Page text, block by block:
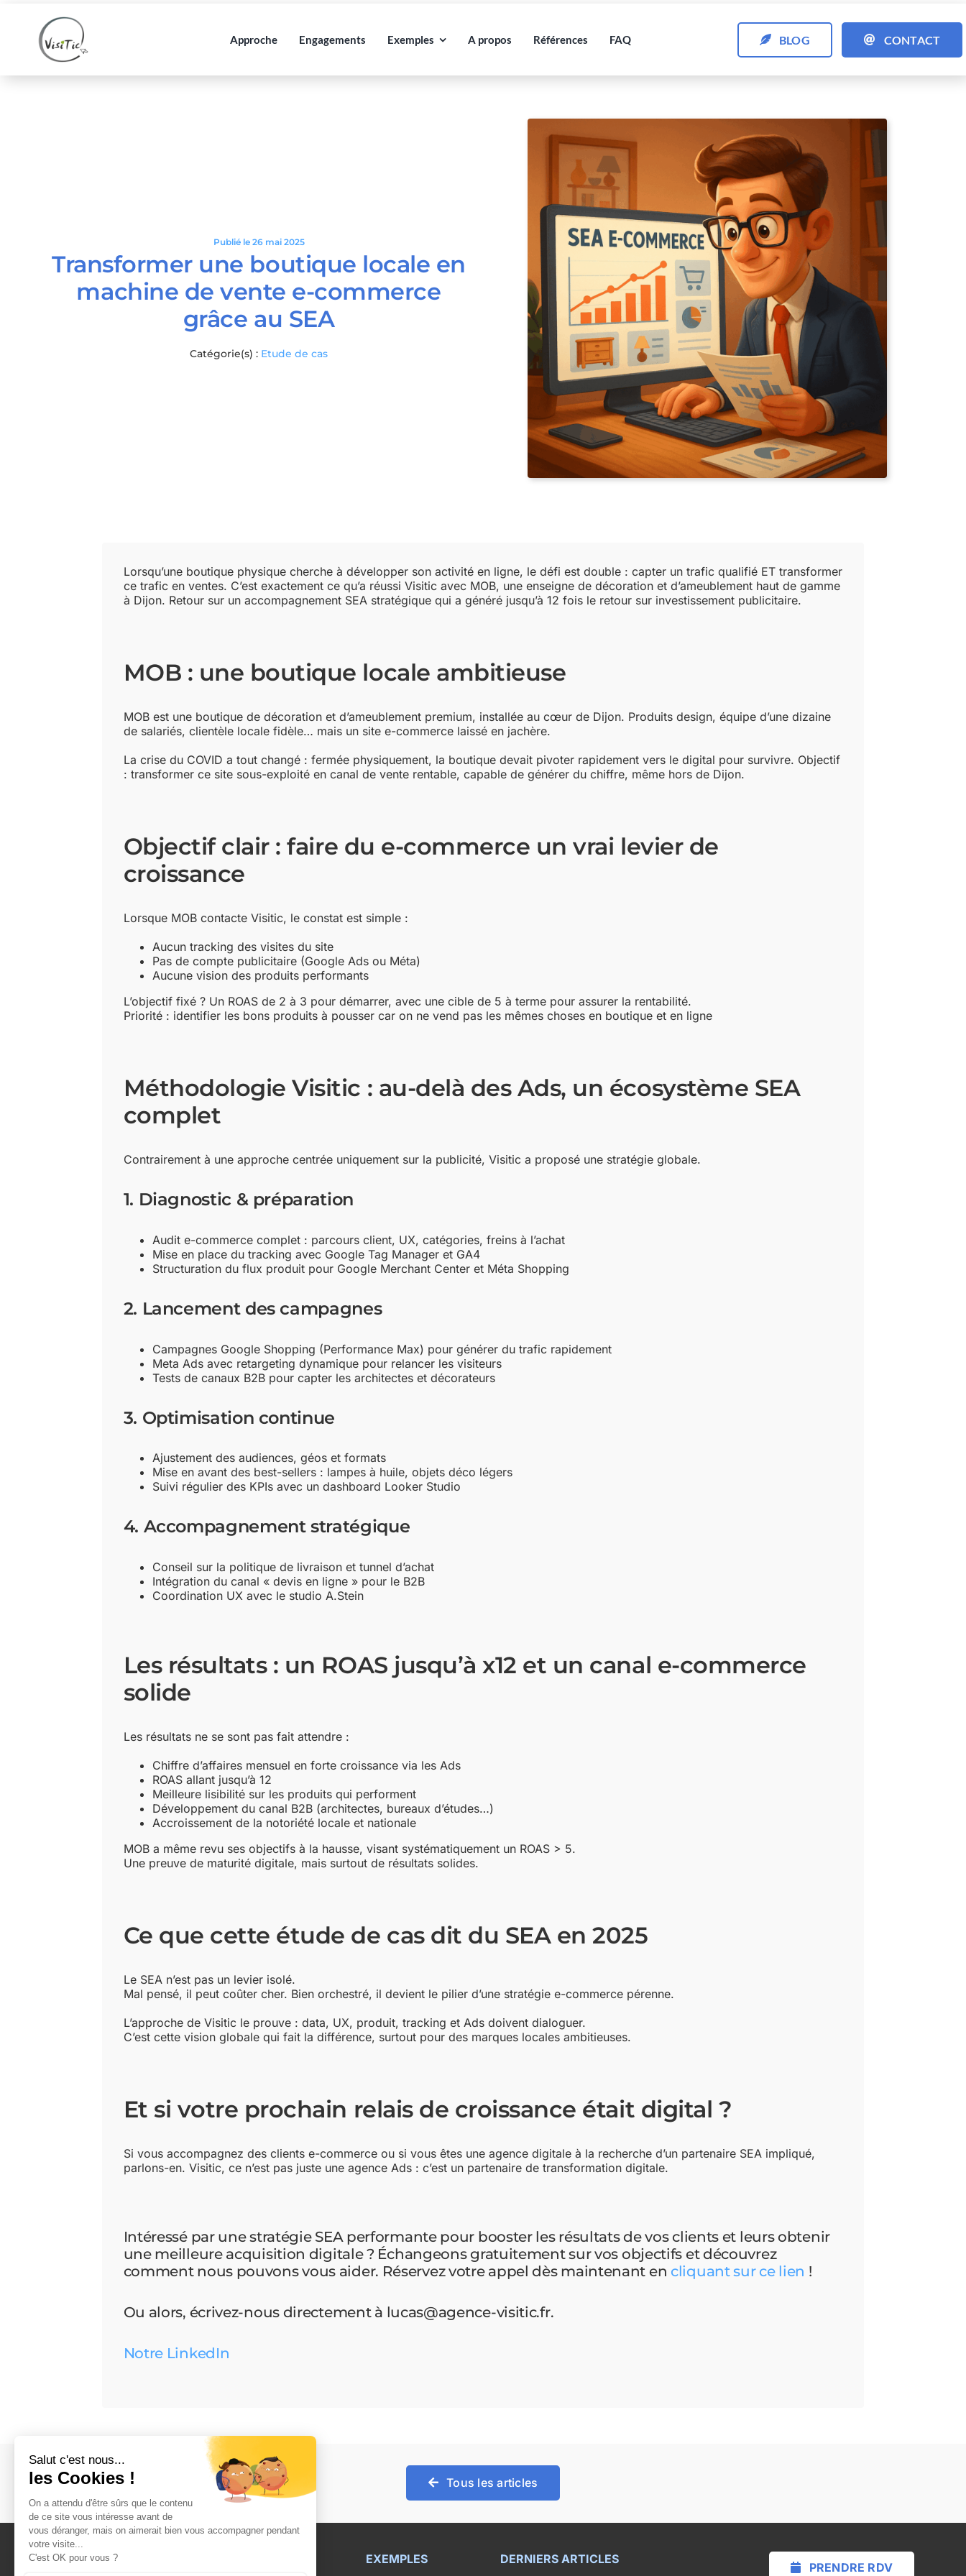
contenu
Approche Engagements Exemples A propos Références FAQ BLOG CONTACT
Publié le 26 mai 2025
Transformer une boutique locale en
machine de vente e-commerce
grâce au SEA
Catégorie(s) : Etude de cas
Lorsqu’une boutique physique cherche à développer son activité en ligne, le défi est double : capter un trafic qualifié ET transformer
ce trafic en ventes. C’est exactement ce qu’a réussi Visitic avec MOB, une enseigne de décoration et d’ameublement haut de gamme
à Dijon. Retour sur un accompagnement SEA stratégique qui a généré jusqu’à 12 fois le retour sur investissement publicitaire.
MOB : une boutique locale ambitieuse
MOB est une boutique de décoration et d’ameublement premium, installée au cœur de Dijon. Produits design, équipe d’une dizaine
de salariés, clientèle locale fidèle… mais un site e-commerce laissé en jachère.
La crise du COVID a tout changé : fermée physiquement, la boutique devait pivoter rapidement vers le digital pour survivre. Objectif
: transformer ce site sous-exploité en canal de vente rentable, capable de générer du chiffre, même hors de Dijon.
Objectif clair : faire du e-commerce un vrai levier de
croissance
Lorsque MOB contacte Visitic, le constat est simple :
Aucun tracking des visites du site
Pas de compte publicitaire (Google Ads ou Méta)
Aucune vision des produits performants
L’objectif fixé ? Un ROAS de 2 à 3 pour démarrer, avec une cible de 5 à terme pour assurer la rentabilité.
Priorité : identifier les bons produits à pousser car on ne vend pas les mêmes choses en boutique et en ligne
Méthodologie Visitic : au-delà des Ads, un écosystème SEA
complet
Contrairement à une approche centrée uniquement sur la publicité, Visitic a proposé une stratégie globale.
1. Diagnostic & préparation
Audit e-commerce complet : parcours client, UX, catégories, freins à l’achat
Mise en place du tracking avec Google Tag Manager et GA4
Structuration du flux produit pour Google Merchant Center et Méta Shopping
2. Lancement des campagnes
Campagnes Google Shopping (Performance Max) pour générer du trafic rapidement
Meta Ads avec retargeting dynamique pour relancer les visiteurs
Tests de canaux B2B pour capter les architectes et décorateurs
3. Optimisation continue
Ajustement des audiences, géos et formats
Mise en avant des best-sellers : lampes à huile, objets déco légers
Suivi régulier des KPIs avec un dashboard Looker Studio
4. Accompagnement stratégique
Conseil sur la politique de livraison et tunnel d’achat
Intégration du canal « devis en ligne » pour le B2B
Coordination UX avec le studio A.Stein
Les résultats : un ROAS jusqu’à x12 et un canal e-commerce
solide
Les résultats ne se sont pas fait attendre :
Chiffre d’affaires mensuel en forte croissance via les Ads
ROAS allant jusqu’à 12
Meilleure lisibilité sur les produits qui performent
Développement du canal B2B (architectes, bureaux d’études…)
Accroissement de la notoriété locale et nationale
MOB a même revu ses objectifs à la hausse, visant systématiquement un ROAS > 5.
Une preuve de maturité digitale, mais surtout de résultats solides.
Ce que cette étude de cas dit du SEA en 2025
Le SEA n’est pas un levier isolé.
Mal pensé, il peut coûter cher. Bien orchestré, il devient le pilier d’une stratégie e-commerce pérenne.
L’approche de Visitic le prouve : data, UX, produit, tracking et Ads doivent dialoguer.
C’est cette vision globale qui fait la différence, surtout pour des marques locales ambitieuses.
Et si votre prochain relais de croissance était digital ?
Si vous accompagnez des clients e-commerce ou si vous êtes une agence digitale à la recherche d’un partenaire SEA impliqué,
parlons-en. Visitic, ce n’est pas juste une agence Ads : c’est un partenaire de transformation digitale.
Intéressé par une stratégie SEA performante pour booster les résultats de vos clients et leurs obtenir
une meilleure acquisition digitale ? Échangeons gratuitement sur vos objectifs et découvrez
comment nous pouvons vous aider. Réservez votre appel dès maintenant en cliquant sur ce lien !
Ou alors, écrivez-nous directement à lucas@agence-visitic.fr.
Notre LinkedIn
Tous les articles
EXEMPLES DERNIERS ARTICLES
PRENDRE RDV